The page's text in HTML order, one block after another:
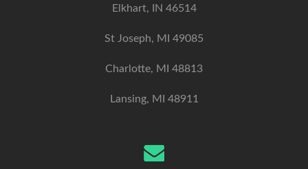
Elkhart, IN 46514
St Joseph, MI 49085
Charlotte, MI 48813
Lansing, MI 48911